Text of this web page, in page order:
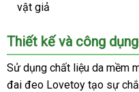
vật giả
Thiết kế và công
Sử dụng chất liệu da mềm
đai đeo Lovetoy tạo sự